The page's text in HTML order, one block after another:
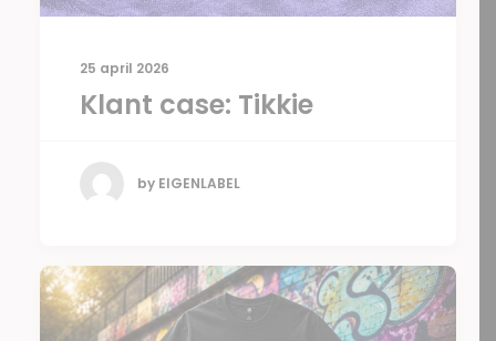
25 april 2026
Klant case: Tikkie
by EIGENLABEL